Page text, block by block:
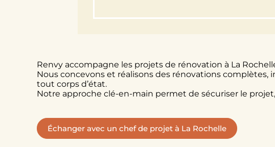
Renvy accompagne les projets de rénovation à La
Nous concevons et réalisons des rénovations
tout corps d’état.
Notre approche clé-en-main permet de sécuriser le
Échanger avec un chef de projet à La Rochelle